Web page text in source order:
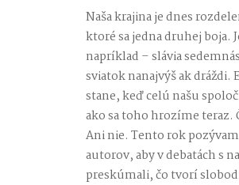
Naša krajina je dnes
ktoré sa jedna druhej
napríklad – slávia
sviatok nanajvýš ak dráždi.
stane, keď celú našu
ako sa toho hrozíme
Ani nie. Tento rok
autorov, aby v debatách s
preskúmali, čo tvorí